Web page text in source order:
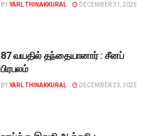
BYYARL THINAKKURAL DECEMBER 31, 2025
87 வயதில் தந்தையானார் : சீனப்
பிரபலம்
BYYARL THINAKKURAL DECEMBER 23, 2025